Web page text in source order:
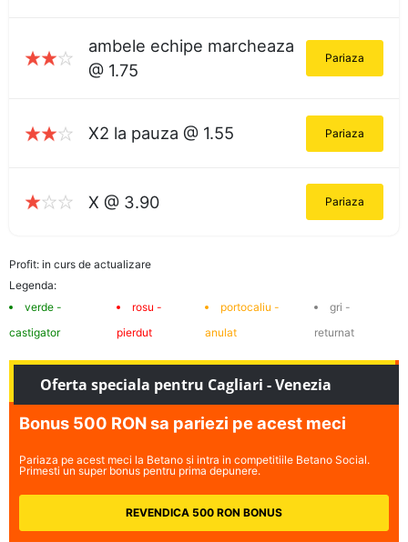
ambele echipe marcheaza
@ 1.75
Pariaza
X2 la pauza @ 1.55 Pariaza
X @ 3.90 Pariaza
Profit: in curs de actualizare
Legenda:
verde -
castigator
rosu -
pierdut
portocaliu -
anulat
gri -
returnat
Oferta speciala pentru Cagliari - Venezia
Bonus 500 RON sa pariezi pe acest meci
Pariaza pe acest meci la Betano si intra in competitiile Betano Social.
Primesti un super bonus pentru prima depunere.
REVENDICA 500 RON BONUS